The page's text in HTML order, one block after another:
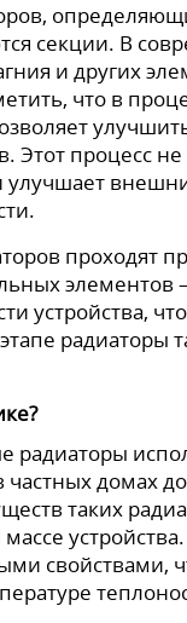
секции. В
и других
что в
Этот процесс
проходят
элементов
устройства,
радиаторы
домах
таких
свойствами,